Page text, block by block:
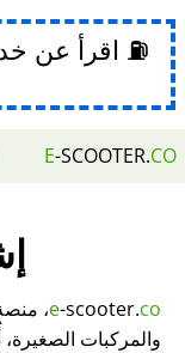
⛽ اقرأ عن
E-SCOOTER.CO
e-scooter.co
،
والمركبات الصغيرة،